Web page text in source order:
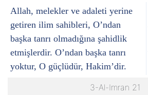
Allah, melekler ve adaleti yerine
getiren ilim sahibleri, O’ndan
başka tanrı olmadığına şahidlik
etmişlerdir. O’ndan başka tanrı
yoktur, O güçlüdür, Hakim’dir.
3-Al-Imran 21